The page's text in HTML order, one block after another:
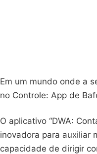
Em um mundo onde a
no Controle: App de
O aplicativo “DWA:
inovadora para auxiliar
capacidade de dirigir